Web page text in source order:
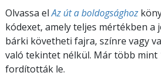
Olvassa elAz út a boldogsághoz
kódexet, amely teljes mértékben a
bárki követheti fajra, színre vagy
való tekintet nélkül. Már több mint
fordították le.